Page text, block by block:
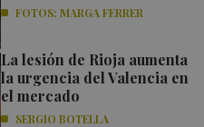
FOTOS: MARGA FERRER
La lesión de Rioja aumenta
la urgencia del Valencia en
el mercado
SERGIO BOTELLA